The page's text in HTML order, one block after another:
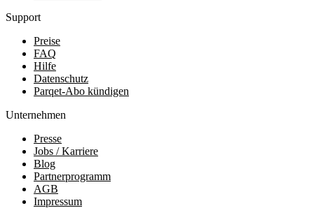
Support
Preise
FAQ
Hilfe
Datenschutz
Parqet-Abo kündigen
Unternehmen
Presse
Jobs / Karriere
Blog
Partnerprogramm
AGB
Impressum